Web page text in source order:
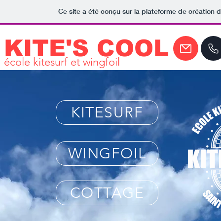
Ce site a été conçu sur la plateforme de création
KITE'S COOL
école kitesurf et wingfoil
KITESURF
WINGFOIL
COTTAGE